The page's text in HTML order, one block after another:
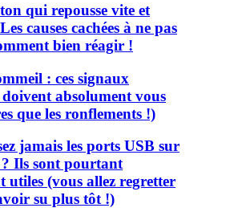
qui repousse vite et
causes cachées à ne pas
bien réagir !
: ces signaux
absolument vous
que les ronflements !)
jamais les ports USB sur
Ils sont pourtant
utiles (vous allez regretter
su plus tôt !)